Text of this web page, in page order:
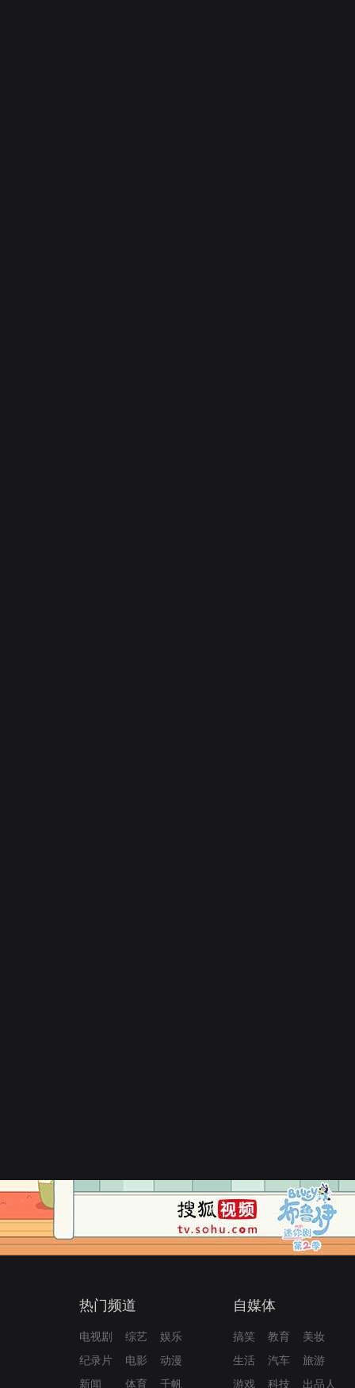
热门频道
电视剧 综艺
娱乐
纪录片
电影
动漫
新闻
体育 千帆
自媒体
搞笑 教育
美妆
生活
汽车
旅游
游戏
科技 出品人